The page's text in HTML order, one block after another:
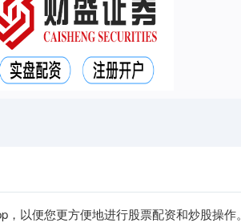
以便您更方便地进行股票配资和炒股操作。